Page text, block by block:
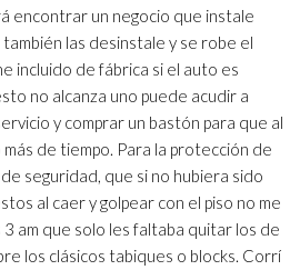
encontrar un negocio que instale
las desinstale y se robe el
incluido de fábrica si el auto es
no alcanza uno puede acudir a
y comprar un bastón para que al
de tiempo. Para la protección de
seguridad, que si no hubiera sido
al caer y golpear con el piso no me
am que solo les faltaba quitar los de
los clásicos tabiques o blocks. Corrí